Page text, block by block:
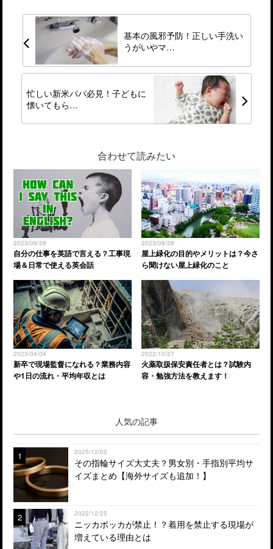
基本の風邪予防！正しい手洗い
うがいやマ…
忙しい新米パパ必見！子どもに
懐いてもら…
合わせて読みたい
2023/09/28
自分の仕事を英語で言える？工事現
場＆日常で使える英会話
2023/08/28
屋上緑化の目的やメリットは？今さ
ら聞けない屋上緑化のこと
2023/04/04
新卒で現場監督になれる？業務内容
や1日の流れ・平均年収とは
2022/10/27
火薬取扱保安責任者とは？試験内
容・勉強方法を教えます！
人気の記事
1 2025/12/02
その指輪サイズ大丈夫？男女別・手指別平均サ
イズまとめ【海外サイズも追加！】
2 2022/12/25
ニッカポッカが禁止！？着用を禁止する現場が
増えている理由とは